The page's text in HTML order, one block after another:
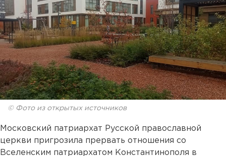
© Фото из открытых источников
Московский патриархат Русской православной
церкви пригрозила прервать отношения со
Вселенским патриархатом Константинополя в